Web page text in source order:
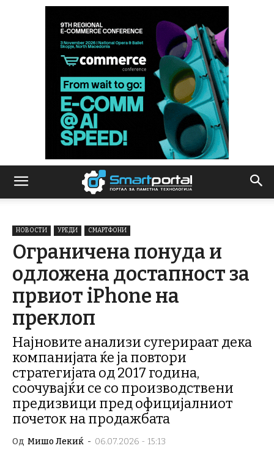
НОВОСТИ УРЕДИ СМАРТФОНИ
Ограничена понуда и
одложена достапност за
првиот iPhone на
преклоп
Најновите анализи сугерираат дека
компанијата ќе ја повтори
стратегијата од 2017 година,
соочувајќи се со производствени
предизвици пред официјалниот
почеток на продажбата
Од Мишо Лекиќ - 06.07.2026 - 15:13